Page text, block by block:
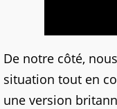
De notre côté,
situation tout en
une version